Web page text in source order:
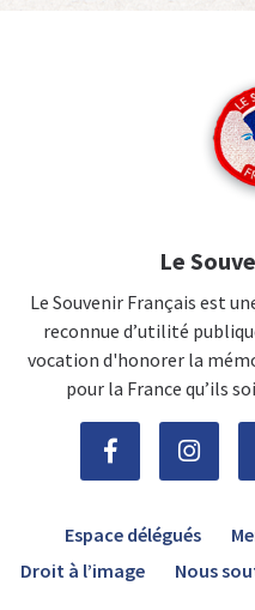
Le
Le Souvenir Français est
reconnue d’utilité
vocation d'honorer la
pour la France qu’ils
Espace délégués
Droit à l’image
Nous